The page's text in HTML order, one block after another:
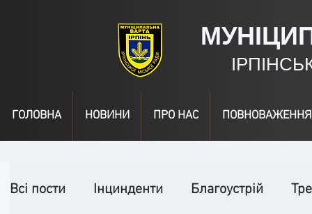
ГОЛОВНА НОВИНИ ПРО НАС ПОВНОВАЖЕННЯ
Всі пости Інцинденти Благоустрій